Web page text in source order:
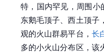
特，国内罕见，周围
东鹅毛顶子、西土顶子
观的火山群易平台， 长
多的小火山分布区，该